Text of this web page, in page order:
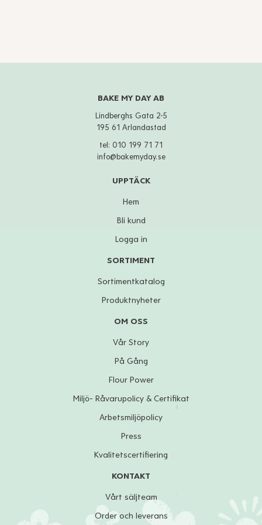
BAKE MY DAY AB
Lindberghs Gata 2-5
195 61 Arlandastad
tel: 010 199 71 71
info@bakemyday.se
UPPTÄCK
Hem
Bli kund
Logga in
SORTIMENT
Sortimentkatalog
Produktnyheter
OM OSS
Vår Story
På Gång
Flour Power
Miljö- Råvarupolicy & Certifikat
Arbetsmiljöpolicy
Press
Kvalitetscertifiering
KONTAKT
Vårt säljteam
Order och leverans